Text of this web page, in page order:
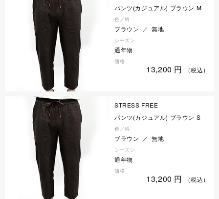
パンツ(カジュアル) ブラウン M
色／柄
ブラウン ／ 無地
シーズン
通年物
価格
13,200 円 （税込）
STRESS FREE
パンツ(カジュアル) ブラウン S
色／柄
ブラウン ／ 無地
シーズン
通年物
価格
13,200 円 （税込）